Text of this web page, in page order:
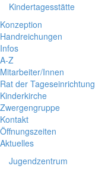
Kindertagesstätte
Konzeption
Handreichungen
Infos
A-Z
Mitarbeiter/Innen
Rat der Tageseinrichtung
Kinderkirche
Zwergengruppe
Kontakt
Öffnungszeiten
Aktuelles
Jugendzentrum